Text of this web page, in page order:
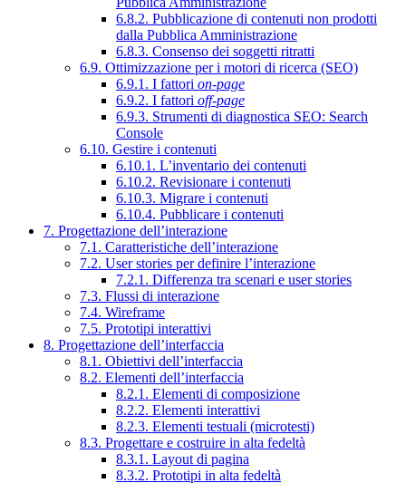
6.8.2. Pubblicazione di contenuti non prodotti
dalla Pubblica Amministrazione
6.8.3. Consenso dei soggetti ritratti
6.9. Ottimizzazione per i motori di ricerca (SEO)
6.9.1. I fattori on-page
6.9.2. I fattori off-page
6.9.3. Strumenti di diagnostica SEO: Search
Console
6.10. Gestire i contenuti
6.10.1. L’inventario dei contenuti
6.10.2. Revisionare i contenuti
6.10.3. Migrare i contenuti
6.10.4. Pubblicare i contenuti
7. Progettazione dell’interazione
7.1. Caratteristiche dell’interazione
7.2. User stories per definire l’interazione
7.2.1. Differenza tra scenari e user stories
7.3. Flussi di interazione
7.4. Wireframe
7.5. Prototipi interattivi
8. Progettazione dell’interfaccia
8.1. Obiettivi dell’interfaccia
8.2. Elementi dell’interfaccia
8.2.1. Elementi di composizione
8.2.2. Elementi interattivi
8.2.3. Elementi testuali (microtesti)
8.3. Progettare e costruire in alta fedeltà
8.3.1. Layout di pagina
8.3.2. Prototipi in alta fedeltà